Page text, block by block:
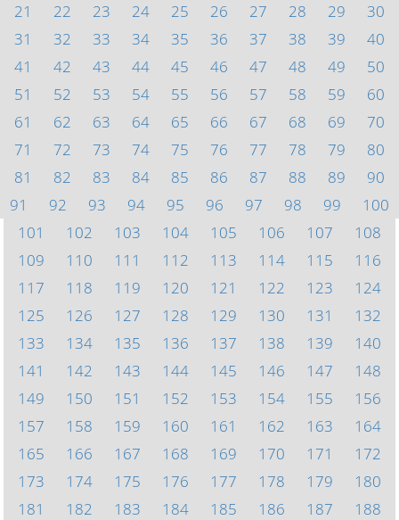
21
22 23 24 25 26 27 28 29
30
31
32 33 34 35 36 37 38 39
40
41
42 43 44 45 46 47 48 49
50
51
52 53 54 55 56 57 58 59
60
61
62 63 64 65 66 67 68 69
70
71
72 73 74 75 76 77 78 79
80
81
82 83 84 85 86 87 88 89
90
91
92 93 94 95 96 97 98 99
100
101
102 103 104 105 106 107
108
109
110 111 112 113 114 115
116
117
118 119 120 121 122 123
124
125
126 127 128 129 130 131
132
133
134 135 136 137 138 139
140
141
142 143 144 145 146 147
148
149
150 151 152 153 154 155
156
157
158 159 160 161 162 163
164
165
166 167 168 169 170 171
172
173
174 175 176 177 178 179
180
181
182 183 184 185 186 187
188